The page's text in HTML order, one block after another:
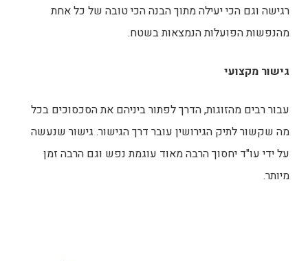
רגישה וגם הכי יעילה מתוך הבנה הכי טובה של כל אחת
מהנפשות הפועלות הנמצאות בשטח.
גישור מקצועי
עבור רבים מהזוגות, הדרך לפתור ביניהם את הסכסוכים בכל
מה שקשור לתיק הגירושין עובר דרך הגישור. גישור שנעשה
על ידי עו"ד יחסוך הרבה מאוד עוגמת נפש וגם הרבה זמן
מיותר.